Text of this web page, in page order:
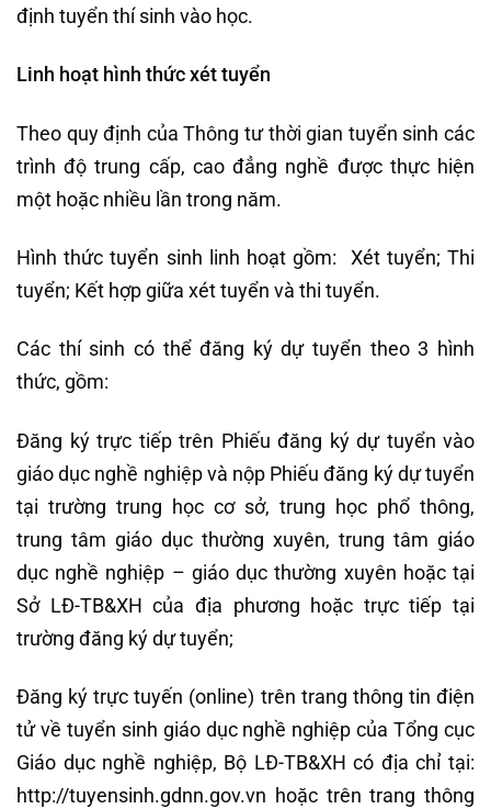
định tuyển thí sinh vào học.
Linh hoạt hình thức xét tuyển
Theo quy định của Thông tư thời gian tuyển sinh các
trình độ trung cấp, cao đẳng nghề được thực hiện
một hoặc nhiều lần trong năm.
Hình thức tuyển sinh linh hoạt gồm: Xét tuyển; Thi
tuyển; Kết hợp giữa xét tuyển và thi tuyển.
Các thí sinh có thể đăng ký dự tuyển theo 3 hình
thức, gồm:
Đăng ký trực tiếp trên Phiếu đăng ký dự tuyển vào
giáo dục nghề nghiệp và nộp Phiếu đăng ký dự tuyển
tại trường trung học cơ sở, trung học phổ thông,
trung tâm giáo dục thường xuyên, trung tâm giáo
dục nghề nghiệp – giáo dục thường xuyên hoặc tại
Sở LĐ-TB&XH của địa phương hoặc trực tiếp tại
trường đăng ký dự tuyển;
Đăng ký trực tuyến (online) trên trang thông tin điện
tử về tuyển sinh giáo dục nghề nghiệp của Tổng cục
Giáo dục nghề nghiệp, Bộ LĐ-TB&XH có địa chỉ tại:
http://tuyensinh.gdnn.gov.vn hoặc trên trang thông